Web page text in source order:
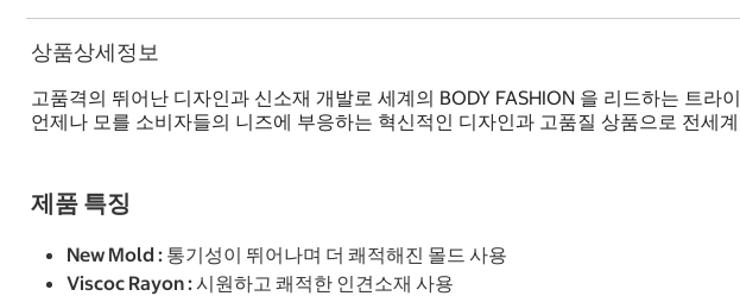
상품상세정보
고품격의 뛰어난 디자인과 신소재 개발로 세계의 BODY FASHION 을 리드하는 트
언제나 모를 소비자들의 니즈에 부응하는 혁신적인 디자인과 고품질 상품으로 전세
제품 특징
New Mold : 통기성이 뛰어나며 더 쾌적해진 몰드 사용
Viscoc Rayon : 시원하고 쾌적한 인견소재 사용